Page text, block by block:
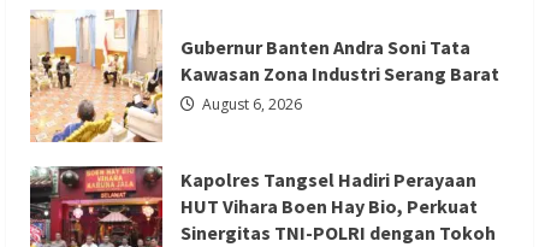
Berita Agama
Berita Sosial dan Budaya
Berita Trending
PGPTS Ramaikan Perayaan HUT Vihara
Boen Hay Bio dengan Menampilkan
Palang Pintu
Redaksi 01 August 5, 2026
Film
Terlaris
2026
Spider
Man
Brand
New
Day
Raup
Rp
20,6
T
dalam
Sepekan
Gubernur Banten Andra Soni Tata
Kawasan Zona Industri Serang Barat
August 6, 2026
Kapolres Tangsel Hadiri Perayaan
HUT Vihara Boen Hay Bio, Perkuat
Sinergitas TNI-POLRI dengan Tokoh